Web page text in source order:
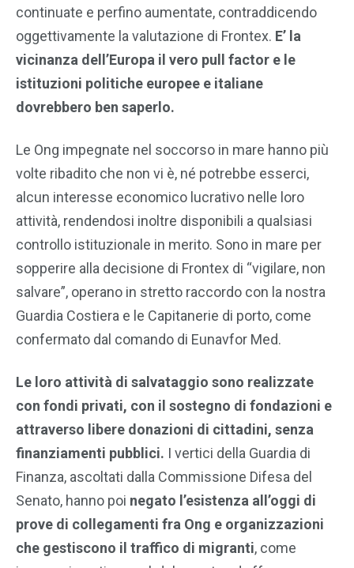
continuate e perfino aumentate, contraddicendo
oggettivamente la valutazione di Frontex. E’ la
vicinanza dell’Europa il vero pull factor e le
istituzioni politiche europee e italiane
dovrebbero ben saperlo.
Le Ong impegnate nel soccorso in mare hanno più
volte ribadito che non vi è, né potrebbe esserci,
alcun interesse economico lucrativo nelle loro
attività, rendendosi inoltre disponibili a qualsiasi
controllo istituzionale in merito. Sono in mare per
sopperire alla decisione di Frontex di “vigilare, non
salvare”, operano in stretto raccordo con la nostra
Guardia Costiera e le Capitanerie di porto, come
confermato dal comando di Eunavfor Med.
Le loro attività di salvataggio sono realizzate
con fondi privati, con il sostegno di fondazioni e
attraverso libere donazioni di cittadini, senza
finanziamenti pubblici. I vertici della Guardia di
Finanza, ascoltati dalla Commissione Difesa del
Senato, hanno poi negato l’esistenza all’oggi di
prove di collegamenti fra Ong e organizzazioni
che gestiscono il traffico di migranti, come